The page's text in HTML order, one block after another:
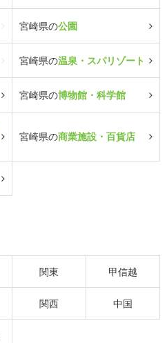
宮崎県の公園
宮崎県の温泉・スパリゾート
宮崎県の博物館・科学館
宮崎県の商業施設・百貨店
関東 甲信越
関西 中国